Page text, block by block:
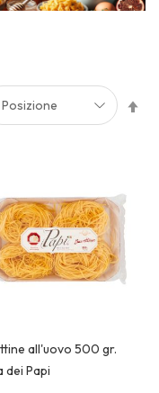
all'uovo 500 gr.
dei Papi